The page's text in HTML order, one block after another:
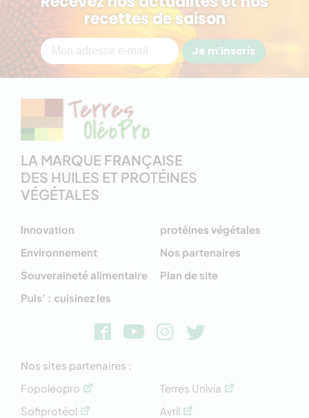
recettes de saison
Je m'inscris
LA MARQUE FRANÇAISE
DES HUILES ET PROTÉINES
VÉGÉTALES
Innovation
Environnement
Souveraineté alimentaire
Puls’ : cuisinez les
protéines végétales
Nos partenaires
Plan de site
Nos sites partenaires :
Fopoleopro
Sofiprotéol
Terres Univia
Avril